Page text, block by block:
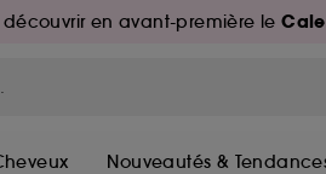
en avant-première le
Nouveautés &